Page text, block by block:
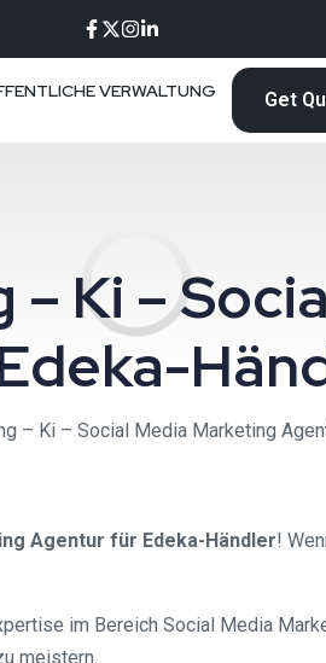
VERWALTUNG Get
Ki –
– Ki – Social Media Marketing
Agentur für Edeka-Händler!
im Bereich Social Media
meistern.